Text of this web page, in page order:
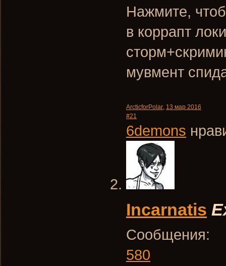
Нажмите,
в коррапт
мувмент
ArcticforPolar, 13 мар 2016
#21
6demons
Incarnatis
Сообщения:
580